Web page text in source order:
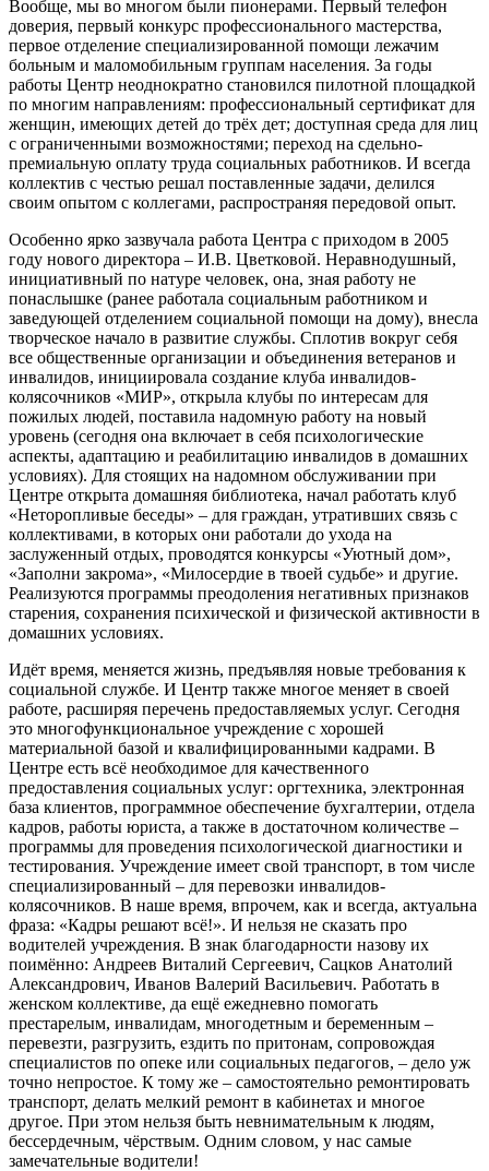
Вообще, мы во многом были пионерами. Первый телефон
доверия, первый конкурс профессионального мастерства,
первое отделение специализированной помощи лежачим
больным и маломобильным группам населения. За годы
работы Центр неоднократно становился пилотной площадкой
по многим направлениям: профессиональный сертификат для
женщин, имеющих детей до трёх дет; доступная среда для лиц
с ограниченными возможностями; переход на сдельно-
премиальную оплату труда социальных работников. И всегда
коллектив с честью решал поставленные задачи, делился
своим опытом с коллегами, распространяя передовой опыт.
Особенно ярко зазвучала работа Центра с приходом в 2005
году нового директора – И.В. Цветковой. Неравнодушный,
инициативный по натуре человек, она, зная работу не
понаслышке (ранее работала социальным работником и
заведующей отделением социальной помощи на дому), внесла
творческое начало в развитие службы. Сплотив вокруг себя
все общественные организации и объединения ветеранов и
инвалидов, инициировала создание клуба инвалидов-
колясочников «МИР», открыла клубы по интересам для
пожилых людей, поставила надомную работу на новый
уровень (сегодня она включает в себя психологические
аспекты, адаптацию и реабилитацию инвалидов в домашних
условиях). Для стоящих на надомном обслуживании при
Центре открыта домашняя библиотека, начал работать клуб
«Неторопливые беседы» – для граждан, утративших связь с
коллективами, в которых они работали до ухода на
заслуженный отдых, проводятся конкурсы «Уютный дом»,
«Заполни закрома», «Милосердие в твоей судьбе» и другие.
Реализуются программы преодоления негативных признаков
старения, сохранения психической и физической активности в
домашних условиях.
Идёт время, меняется жизнь, предъявляя новые требования к
социальной службе. И Центр также многое меняет в своей
работе, расширяя перечень предоставляемых услуг. Сегодня
это многофункциональное учреждение с хорошей
материальной базой и квалифицированными кадрами. В
Центре есть всё необходимое для качественного
предоставления социальных услуг: оргтехника, электронная
база клиентов, программное обеспечение бухгалтерии, отдела
кадров, работы юриста, а также в достаточном количестве –
программы для проведения психологической диагностики и
тестирования. Учреждение имеет свой транспорт, в том числе
специализированный – для перевозки инвалидов-
колясочников. В наше время, впрочем, как и всегда, актуальна
фраза: «Кадры решают всё!». И нельзя не сказать про
водителей учреждения. В знак благодарности назову их
поимённо: Андреев Виталий Сергеевич, Сацков Анатолий
Александрович, Иванов Валерий Васильевич. Работать в
женском коллективе, да ещё ежедневно помогать
престарелым, инвалидам, многодетным и беременным –
перевезти, разгрузить, ездить по притонам, сопровождая
специалистов по опеке или социальных педагогов, – дело уж
точно непростое. К тому же – самостоятельно ремонтировать
транспорт, делать мелкий ремонт в кабинетах и многое
другое. При этом нельзя быть невнимательным к людям,
бессердечным, чёрствым. Одним словом, у нас самые
замечательные водители!